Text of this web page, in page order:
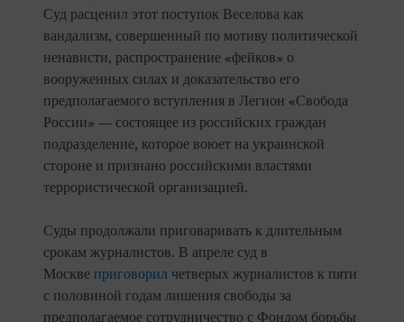
Суд расценил этот поступок Веселова как
вандализм, совершенный по мотиву политической
ненависти, распространение «фейков» о
вооруженных силах и доказательство его
предполагаемого вступления в Легион «Свобода
России» — состоящее из российских граждан
подразделение, которое воюет на украинской
стороне и признано российскими властями
террористической организацией.
Суды продолжали приговаривать к длительным
срокам журналистов. В апреле суд в
Москве приговорил четверых журналистов к пяти
с половиной годам лишения свободы за
предполагаемое сотрудничество с Фондом борьбы